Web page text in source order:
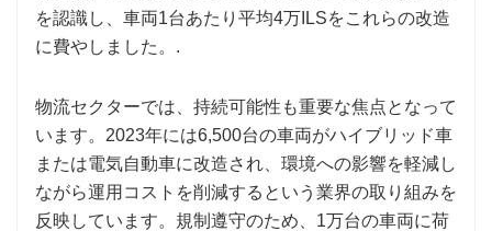
を認識し、車両1台あたり平均4万ILSをこれらの改造
に費やしました。.
物流セクターでは、持続可能性も重要な焦点となって
います。2023年には6,500台の車両がハイブリッド車
または電気自動車に改造され、環境への影響を軽減し
ながら運用コストを削減するという業界の取り組みを
反映しています。規制遵守のため、1万台の車両に荷